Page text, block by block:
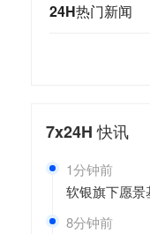
24H热门新闻
7x24H快讯
1分钟前
软银旗下愿
8分钟前